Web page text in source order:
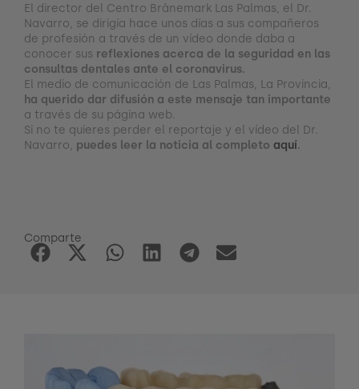
El director del Centro Brånemark Las Palmas, el Dr.
Navarro, se dirigía hace unos días a sus compañeros
de profesión a través de un vídeo donde daba a
conocer sus reflexiones acerca de la seguridad en las
consultas dentales ante el coronavirus.
El medio de comunicación de Las Palmas, La Provincia,
ha querido dar difusión a este mensaje tan importante
a través de su página web.
Si no te quieres perder el reportaje y el vídeo del Dr.
Navarro, puedes leer la noticia al completo aquí.
Comparte